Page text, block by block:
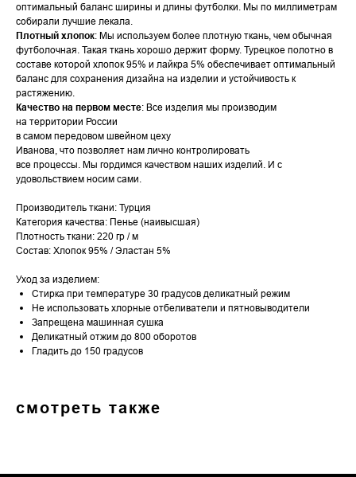
оптимальный баланс ширины и длины футболки. Мы по миллиметрам
собирали лучшие лекала.
Плотный хлопок: Мы используем более плотную ткань, чем обычная
футболочная. Такая ткань хорошо держит форму. Турецкое полотно в
составе которой хлопок 95% и лайкра 5% обеспечивает оптимальный
баланс для сохранения дизайна на изделии и устойчивость к
растяжению.
Качество на первом месте: Все изделия мы производим
на территории России
в самом передовом швейном цеху
Иванова, что позволяет нам лично контролировать
все процессы. Мы гордимся качеством наших изделий. И с
удовольствием носим сами.
Производитель ткани: Турция
Категория качества: Пенье (наивысшая)
Плотность ткани: 220 гр / м
Состав: Хлопок 95% / Эластан 5%
Уход за изделием:
Стирка при температуре 30 градусов деликатный режим
Не использовать хлорные отбеливатели и пятновыводители
Запрещена машинная сушка
Деликатный отжим до 800 оборотов
Гладить до 150 градусов
смотреть также